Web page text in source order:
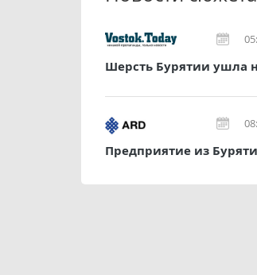
Шерсть Бурятии ушла
Предприятие из